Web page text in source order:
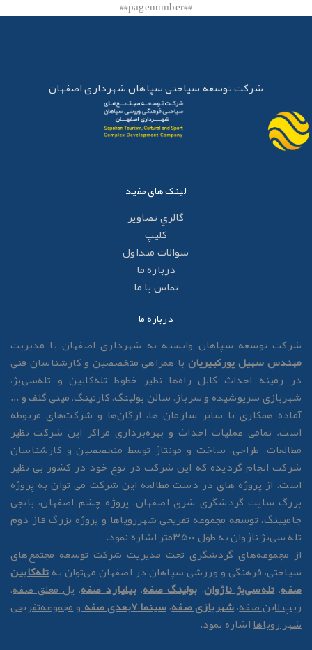
شرکت توسعه سیاحتی سپاهان شهرداری اصفهان
لینک های مفید
گالري تصاوير
کليپ
سوالات متداول
درباره ما
تماس با ما
درباره ما
شرکت توسعه سپاهان وابسته به شهرداری اصفهان با مدیریت
مهندس سهیل پورکبیریانبا همراهی متخصصین و کارشناسان فنی
در زمینه احداث کابل راه‌ها نظیر خطوط تله‌کابین و تله‌سی‌یژ،
شهربازی سرپوشیده و سرباز، سالن بولینگ، کارتینگ، مینی گلف و ...
آماده همکاری با سایر سازمان ها، ارگان‌ها و شرکت‌های مربوطه
است. تمامی عملیات احداث و بهره‌برداری مراکز این شرکت نظیر
مطالعات، طراحی، ساخت و مونتاژ توسط متخصصین و کارشناسان
شرکت انجام گردیده که این شرکت در نوع خود در کشور بی نظیر
است. از پروژه های در دست مطالعه این شرکت می توان به پروژه
بزرگ سایت گردشگری شرق اصفهان، پروژه چشم اصفهان، بانجی
جامپینگ، توسعه مجموعه تفریحی شهررویاها و پروژه بزرگ فاز دوم
تله سی‌یژ ناژوان به طول ۳۵۰۰متر اشاره نمود.
از مجموعه‌های گردشگری تحت مدیریت شرکت توسعه مجتمع‌های
سیاحتی، فرهنگی و ورزشی سپاهان در اصفهان می‌توان بهتله‌کابین
،تله‌سی‌یژ ناژوان،بولینگ صفه،بیلیارد صفه،پل معلق صفه،
زیپ لاین صفه،شهربازی صفه،سینما 7بعدی صفه ومجموعه‌تفریحی
شهر رویاهااشاره نمود.